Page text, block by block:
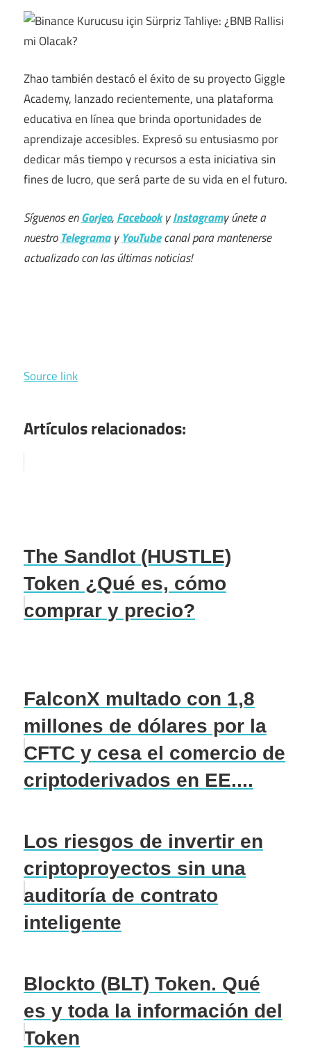
Zhao también destacó el éxito de su proyecto Giggle
Academy, lanzado recientemente, una plataforma
educativa en línea que brinda oportunidades de
aprendizaje accesibles. Expresó su entusiasmo por
dedicar más tiempo y recursos a esta iniciativa sin
fines de lucro, que será parte de su vida en el futuro.
Síguenos enGorjeo,Facebook yInstagramy únete a
nuestroTelegramayYouTubecanal para mantenerse
actualizado con las últimas noticias!
Source link
Artículos relacionados:
The Sandlot (HUSTLE)
Token ¿Qué es, cómo
comprar y precio?
FalconX multado con 1,8
millones de dólares por la
CFTC y cesa el comercio de
criptoderivados en EE....
Los riesgos de invertir en
criptoproyectos sin una
auditoría de contrato
inteligente
Blockto (BLT) Token. Qué
es y toda la información del
Token